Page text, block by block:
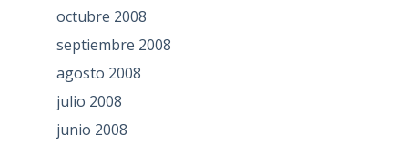
octubre 2008
septiembre 2008
agosto 2008
julio 2008
junio 2008